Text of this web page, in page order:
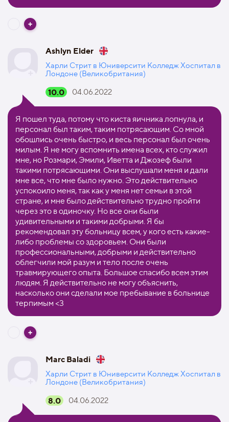
Ashlyn Elder
Харли Стрит в Юниверсити Колледж Хоспитал в
Лондоне (Великобритания)
10.0 04.06.2022
Я пошел туда, потому что киста яичника лопнула, и
персонал был таким, таким потрясающим. Со мной
обошлись очень быстро, и весь персонал был очень
милым. Я не могу вспомнить имена всех, кто служил
мне, но Розмари, Эмили, Иветта и Джозеф были
такими потрясающими. Они выслушали меня и дали
мне все, что мне было нужно. Это действительно
успокоило меня, так как у меня нет семьи в этой
стране, и мне было действительно трудно пройти
через это в одиночку. Но все они были
удивительными и такими добрыми. Я бы
рекомендовал эту больницу всем, у кого есть какие-
либо проблемы со здоровьем. Они были
профессиональными, добрыми и действительно
облегчили мой разум и тело после очень
травмирующего опыта. Большое спасибо всем этим
людям. Я действительно не могу объяснить,
насколько они сделали мое пребывание в больнице
терпимым <3
Marc Baladi
Харли Стрит в Юниверсити Колледж Хоспитал в
Лондоне (Великобритания)
8.0 04.06.2022